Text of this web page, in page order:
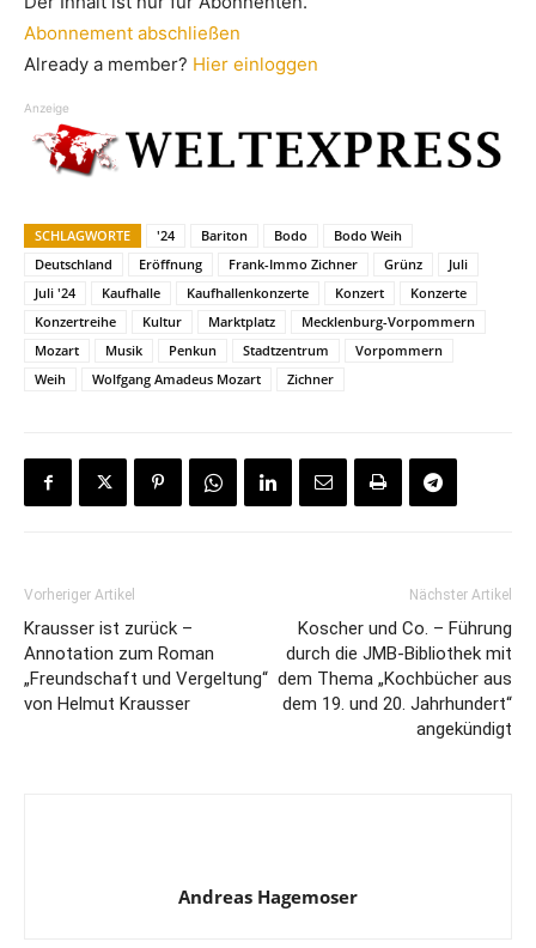
Abonnement abschließen
Already a member? Hier einloggen
Anzeige
SCHLAGWORTE '24 Bariton Bodo
Bodo Weih
Deutschland
Eröffnung Frank-Immo Zichner Grünz
Juli
Juli '24
Kaufhalle Kaufhallenkonzerte Konzert
Konzerte
Konzertreihe
Kultur Marktplatz
Mecklenburg-Vorpommern
Mozart
Musik Penkun Stadtzentrum
Vorpommern
Weih
Wolfgang Amadeus Mozart Zichner
Vorheriger Artikel
Krausser ist zurück –
Annotation zum Roman
„Freundschaft und Vergeltung“
von Helmut Krausser
Nächster Artikel
Koscher und Co. – Führung
durch die JMB-Bibliothek mit
dem Thema „Kochbücher aus
dem 19. und 20. Jahrhundert“
angekündigt
Andreas Hagemoser